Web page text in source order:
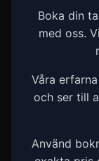
Boka din
med oss.
Våra
och ser till
Använd